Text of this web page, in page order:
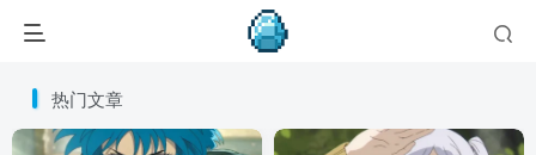
热门文章